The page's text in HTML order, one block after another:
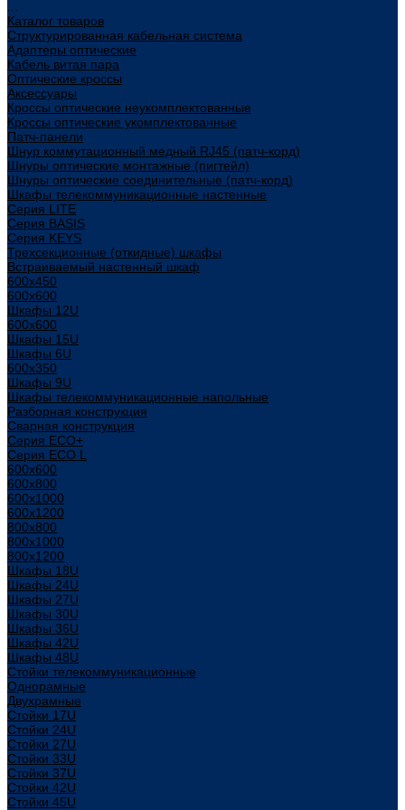
Каталог товаров
Структурированная кабельная система
Адаптеры оптические
Кабель витая пара
Оптические кроссы
Аксессуары
Кроссы оптические неукомплектованные
Кроссы оптические укомплектованные
Патч-панели
Шнур коммутационный медный RJ45 (патч-корд)
Шнуры оптические монтажные (пигтейл)
Шнуры оптические соединительные (патч-корд)
Шкафы телекоммуникационные настенные
Cерия LITE
Cерия BASIS
Cерия KEYS
Трехсекционные (откидные) шкафы
Встраиваемый настенный шкаф
600x450
600x600
Шкафы 12U
600x600
Шкафы 15U
Шкафы 6U
600x350
Шкафы 9U
Шкафы телекоммуникационные напольные
Разборная конструкция
Сварная конструкция
Серия ECO+
Серия ECO L
600x600
600x800
600х1000
600х1200
800x800
800х1000
800х1200
Шкафы 18U
Шкафы 24U
Шкафы 27U
Шкафы 30U
Шкафы 36U
Шкафы 42U
Шкафы 48U
Стойки телекоммуникационные
Однорамные
Двухрамные
Стойки 17U
Стойки 24U
Стойки 27U
Стойки 33U
Стойки 37U
Стойки 42U
Стойки 45U